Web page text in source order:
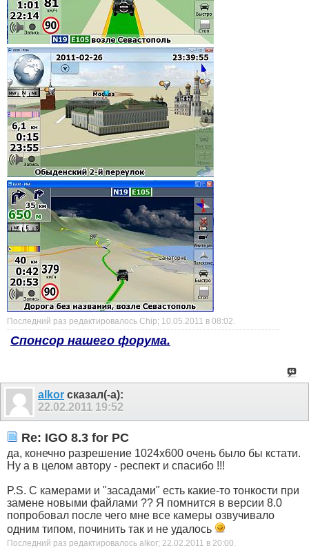
Последний раз редактировалось Chip; 10.05.2011 в 08:02.
Спонсор нашего форума.
alkor сказал(-а):
22.02.2011 19:52
Re: IGO 8.3 for PC
да, конечно разрешение 1024х600 очень было бы кстати.
Ну а в целом автору - респект и спасибо !!!
P.S. C камерами и "засадами" есть какие-то тонкости при
замене новыми файлами ?? Я помнится в версии 8.0
попробовал после чего мне все камеры озвучивало
одним типом, починить так и не удалось
Последний раз редактировалось alkor; 22.02.2011 в 20:00